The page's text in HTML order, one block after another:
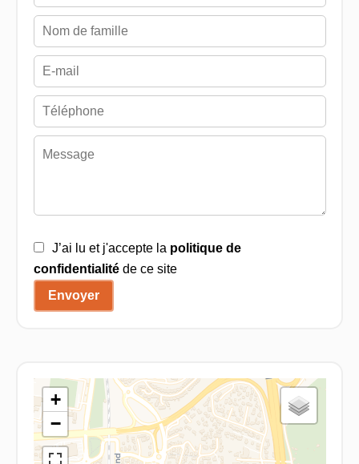
J’ai lu et j'accepte la politique de
confidentialitéde ce site
Envoyer
+
−